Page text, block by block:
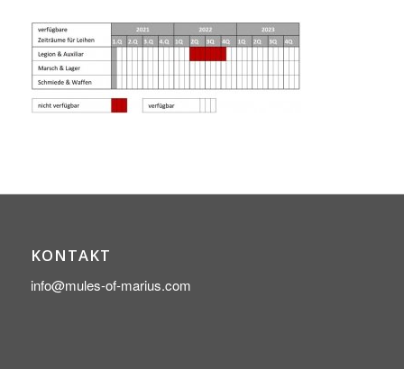
KONTAKT
info@mules-of-marius.com